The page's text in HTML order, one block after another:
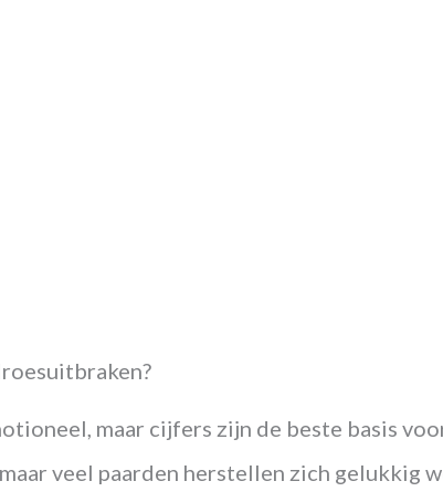
maar cijfers zijn de beste basis
veel paarden herstellen zich